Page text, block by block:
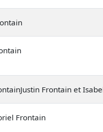
Frontain et
Frontain